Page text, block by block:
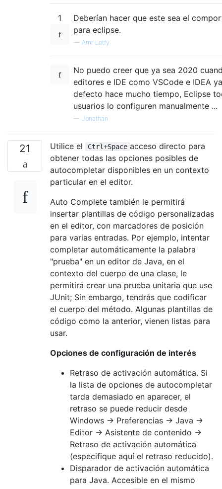
1
Deberían hacer que este sea el
para eclipse.
— Amr Lotfy
No puedo creer que ya sea 2020
editores e IDE como VSCode e IDEA
defecto hace mucho tiempo, Eclipse
usuarios lo configuren manualmente ...
— Jonathan
21 Utilice el Ctrl+Space acceso directo para
obtener todas las opciones posibles de
autocompletar disponibles en un contexto
particular en el editor.
Auto Complete también le permitirá
insertar plantillas de código personalizadas
en el editor, con marcadores de posición
para varias entradas. Por ejemplo, intentar
completar automáticamente la palabra
"prueba" en un editor de Java, en el
contexto del cuerpo de una clase, le
permitirá crear una prueba unitaria que use
JUnit; Sin embargo, tendrás que codificar
el cuerpo del método. Algunas plantillas de
código como la anterior, vienen listas para
usar.
Opciones de configuración de interés
Retraso de activación automática. Si
la lista de opciones de autocompletar
tarda demasiado en aparecer, el
retraso se puede reducir desde
Windows -> Preferencias -> Java ->
Editor -> Asistente de contenido ->
Retraso de activación automática
(especifique aquí el retraso reducido).
Disparador de activación automática
para Java. Accesible en el mismo